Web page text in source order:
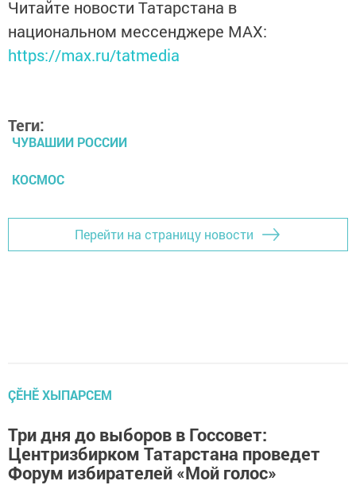
Читайте новости Татарстана в
национальном мессенджере MАХ:
https://max.ru/tatmedia
Теги:
ЧУВАШИИ РОССИИ
КОСМОС
Перейти на страницу новости
ÇӖНӖ ХЫПАРСЕМ
Три дня до выборов в Госсовет:
Центризбирком Татарстана проведет
Форум избирателей «Мой голос»